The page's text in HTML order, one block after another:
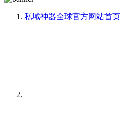
私域神器全球官方网站首页